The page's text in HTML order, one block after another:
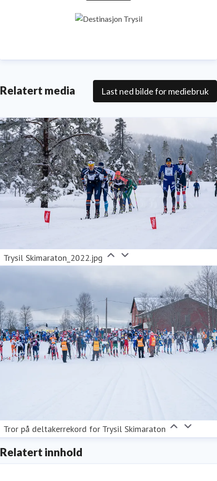
av de kommersielle gjestedøgnene i Trysil kommer
Trysil som helårlig og internasjonal destinasjon.
Relatert media Last ned bilde for mediebruk
Trysil Skimaraton_2022.jpg
Tror på deltakerrekord for Trysil Skimaraton
Relatert innhold